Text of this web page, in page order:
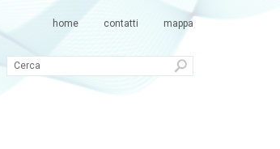
home contatti mappa